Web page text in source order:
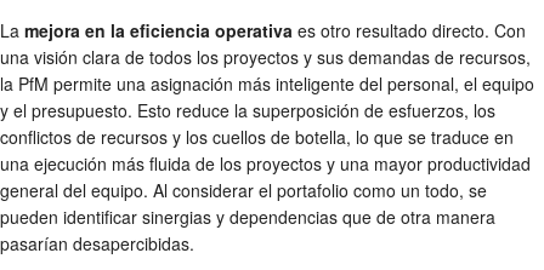
La mejora en la eficiencia operativa es otro resultado directo. Con
una visión clara de todos los proyectos y sus demandas de recursos,
la PfM permite una asignación más inteligente del personal, el equipo
y el presupuesto. Esto reduce la superposición de esfuerzos, los
conflictos de recursos y los cuellos de botella, lo que se traduce en
una ejecución más fluida de los proyectos y una mayor productividad
general del equipo. Al considerar el portafolio como un todo, se
pueden identificar sinergias y dependencias que de otra manera
pasarían desapercibidas.